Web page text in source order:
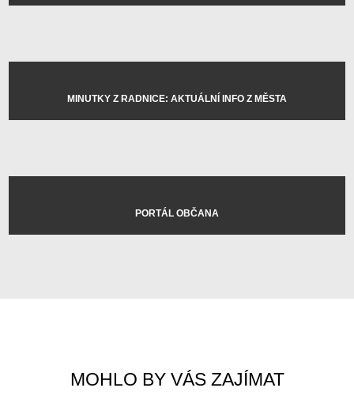
MINUTKY Z RADNICE: AKTUÁLNÍ INFO Z MĚSTA
PORTÁL OBČANA
MOHLO BY VÁS ZAJÍMAT